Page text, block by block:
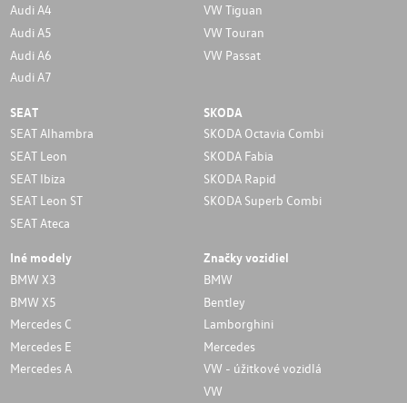
Audi A4
Audi A5
Audi A6
Audi A7
VW Tiguan
VW Touran
VW Passat
SEAT
SEAT Alhambra
SEAT Leon
SEAT Ibiza
SEAT Leon ST
SEAT Ateca
SKODA
SKODA Octavia Combi
SKODA Fabia
SKODA Rapid
SKODA Superb Combi
Iné modely
BMW X3
BMW X5
Mercedes C
Mercedes E
Mercedes A
Značky vozidiel
BMW
Bentley
Lamborghini
Mercedes
VW - úžitkové vozidlá
VW